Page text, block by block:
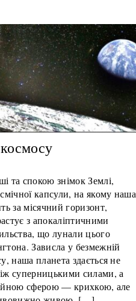
та спокою знімок Землі,
капсули, на якому наша
за місячний горизонт,
з апокаліптичними
що лунали цього
Зависла у безмежній
наша планета здається не
суперницькими силами, а
сферою — крихкою, але